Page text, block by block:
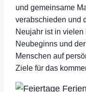
und gemeinsame
verabschieden und
Neujahr ist in
Neubeginns und
Menschen auf
Ziele für das